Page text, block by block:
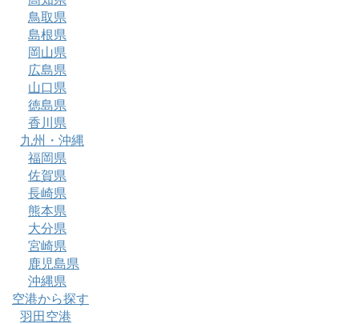
鳥取県
島根県
岡山県
広島県
山口県
徳島県
香川県
九州・沖縄
福岡県
佐賀県
長崎県
熊本県
大分県
宮崎県
鹿児島県
沖縄県
空港から探す
羽田空港